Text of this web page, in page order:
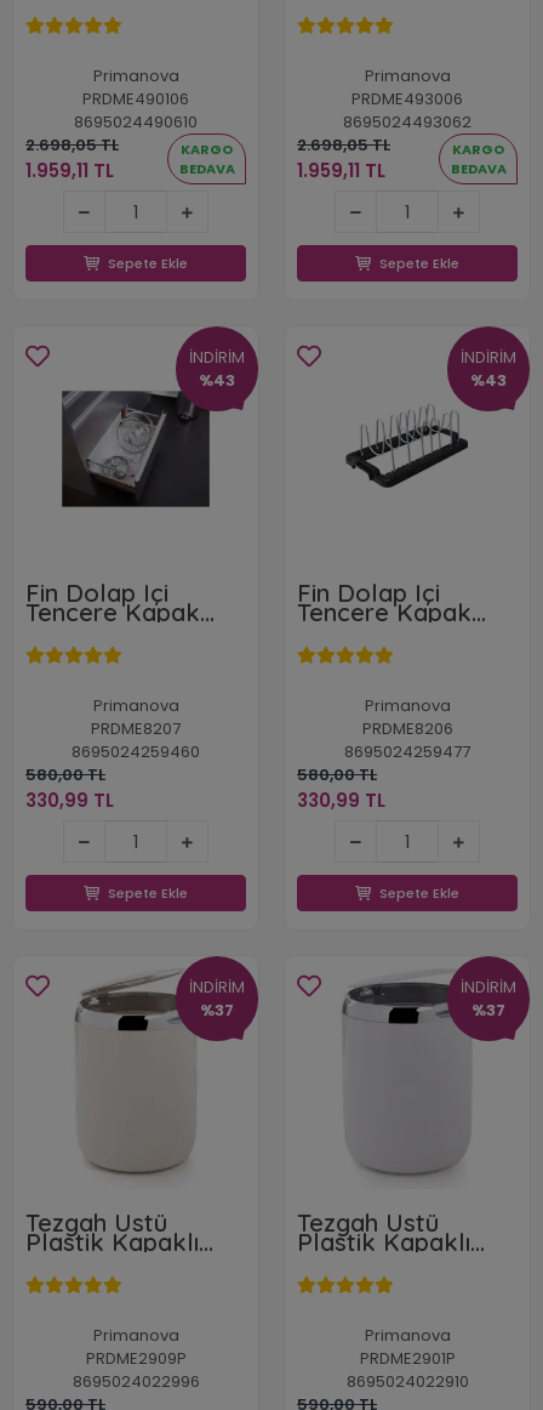
Primanova
PRDME490106
8695024490610
2.698,05 TL
1.959,11 TL
KARGO
BEDAVA
1.959,11 TL
Sepete Ekle
12 L.
Primanova
PRDME493006
8695024493062
2.698,05 TL
1.959,11 TL
KARGO
BEDAVA
1.959,11 TL
Sepete Ekle
İNDİRİM
%43
Fin Dolap Içi
Tencere Kapak
Tutucu Gri
Primanova
PRDME8207
8695024259460
580,00 TL
330,99 TL
Sepete Ekle
İNDİRİM
%43
Fin Dolap Içi
Tencere Kapak
Tutucu Siyah
Primanova
PRDME8206
8695024259477
580,00 TL
330,99 TL
Sepete Ekle
İNDİRİM
%37
Tezgah Üstü
Plastik Kapaklı
Çöp Kovası 3 l. Bej
Primanova
PRDME2909P
8695024022996
590,00 TL
İNDİRİM
%37
Tezgah Üstü
Plastik Kapaklı
Çöp Kovası 3 l.
Beyaz
Primanova
PRDME2901P
8695024022910
590,00 TL